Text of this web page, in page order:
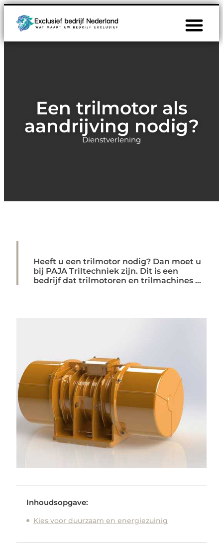
Een trilmotor als
aandrijving nodig?
Dienstverlening
Heeft u een trilmotor nodig? Dan moet u
bij PAJA Triltechniek zijn. Dit is een
bedrijf dat trilmotoren en trilmachines ...
Inhoudsopgave:
Kies voor duurzaam en energiezuinig